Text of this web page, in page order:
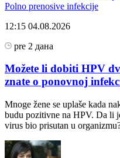
Polno prenosive infekcije
12:15 04.08.2026
pre 2 дана
Možete li dobiti HPV
znate o ponovnoj
Mnoge žene se uplaše kada
budu pozitivne na HPV. Da li
virus bio prisutan u